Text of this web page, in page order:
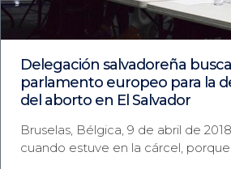
Delegación salvadoreña
parlamento europeo para la
del aborto en El Salvador
Bruselas, Bélgica, 9 de abril de
cuando estuve en la cárcel,